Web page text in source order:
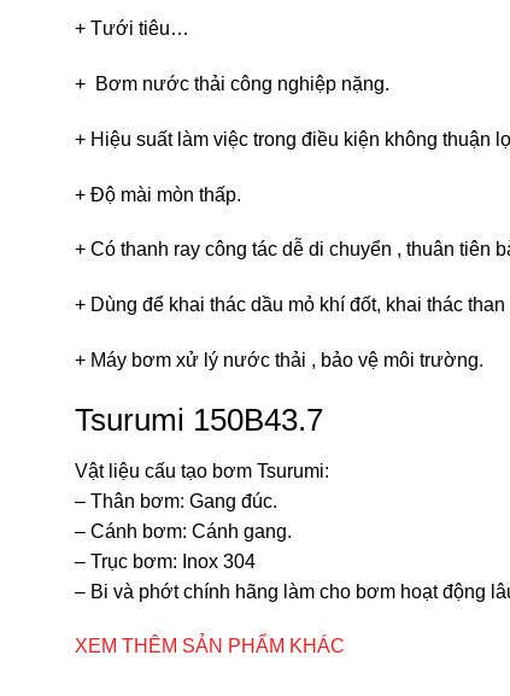
+ Tưới tiêu…
+ Bơm nước thải công nghiệp nặng.
+ Hiệu suất làm việc trong điều kiện không thuận
+ Độ mài mòn thấp.
+ Có thanh ray công tác dễ di chuyển , thuân tiên
+ Dùng để khai thác dầu mỏ khí đốt, khai thác
+ Máy bơm xử lý nước thải , bảo vệ môi trường.
Tsurumi 150B43.7
Vật liệu cấu tạo bơm Tsurumi:
– Thân bơm: Gang đúc.
– Cánh bơm: Cánh gang.
– Trục bơm: Inox 304
– Bi và phớt chính hãng làm cho bơm hoạt động
XEM THÊM SẢN PHẨM KHÁC